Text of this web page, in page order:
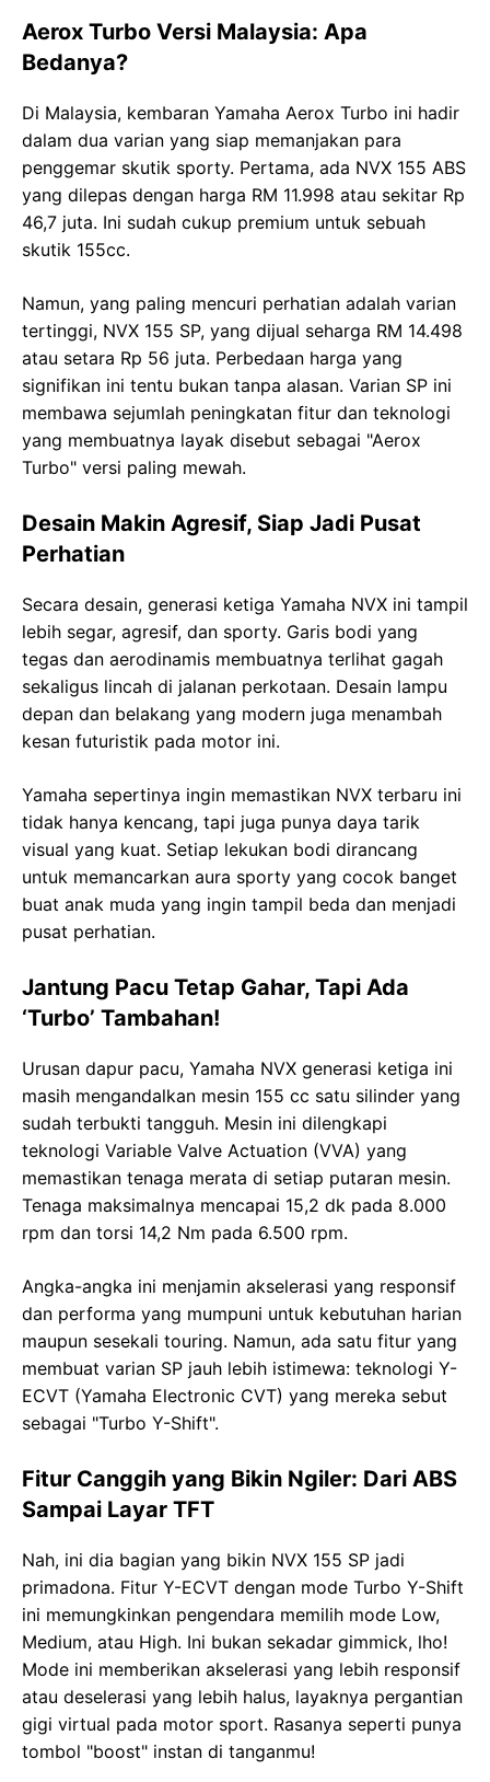
Aerox Turbo Versi Malaysia: Apa
Bedanya?
Di Malaysia, kembaran Yamaha Aerox Turbo ini hadir
dalam dua varian yang siap memanjakan para
penggemar skutik sporty. Pertama, ada NVX 155 ABS
yang dilepas dengan harga RM 11.998 atau sekitar Rp
46,7 juta. Ini sudah cukup premium untuk sebuah
skutik 155cc.
Namun, yang paling mencuri perhatian adalah varian
tertinggi, NVX 155 SP, yang dijual seharga RM 14.498
atau setara Rp 56 juta. Perbedaan harga yang
signifikan ini tentu bukan tanpa alasan. Varian SP ini
membawa sejumlah peningkatan fitur dan teknologi
yang membuatnya layak disebut sebagai "Aerox
Turbo" versi paling mewah.
Desain Makin Agresif, Siap Jadi Pusat
Perhatian
Secara desain, generasi ketiga Yamaha NVX ini tampil
lebih segar, agresif, dan sporty. Garis bodi yang
tegas dan aerodinamis membuatnya terlihat gagah
sekaligus lincah di jalanan perkotaan. Desain lampu
depan dan belakang yang modern juga menambah
kesan futuristik pada motor ini.
Yamaha sepertinya ingin memastikan NVX terbaru ini
tidak hanya kencang, tapi juga punya daya tarik
visual yang kuat. Setiap lekukan bodi dirancang
untuk memancarkan aura sporty yang cocok banget
buat anak muda yang ingin tampil beda dan menjadi
pusat perhatian.
Jantung Pacu Tetap Gahar, Tapi Ada
‘Turbo’ Tambahan!
Urusan dapur pacu, Yamaha NVX generasi ketiga ini
masih mengandalkan mesin 155 cc satu silinder yang
sudah terbukti tangguh. Mesin ini dilengkapi
teknologi Variable Valve Actuation (VVA) yang
memastikan tenaga merata di setiap putaran mesin.
Tenaga maksimalnya mencapai 15,2 dk pada 8.000
rpm dan torsi 14,2 Nm pada 6.500 rpm.
Angka-angka ini menjamin akselerasi yang responsif
dan performa yang mumpuni untuk kebutuhan harian
maupun sesekali touring. Namun, ada satu fitur yang
membuat varian SP jauh lebih istimewa: teknologi Y-
ECVT (Yamaha Electronic CVT) yang mereka sebut
sebagai "Turbo Y-Shift".
Fitur Canggih yang Bikin Ngiler: Dari ABS
Sampai Layar TFT
Nah, ini dia bagian yang bikin NVX 155 SP jadi
primadona. Fitur Y-ECVT dengan mode Turbo Y-Shift
ini memungkinkan pengendara memilih mode Low,
Medium, atau High. Ini bukan sekadar gimmick, lho!
Mode ini memberikan akselerasi yang lebih responsif
atau deselerasi yang lebih halus, layaknya pergantian
gigi virtual pada motor sport. Rasanya seperti punya
tombol "boost" instan di tanganmu!